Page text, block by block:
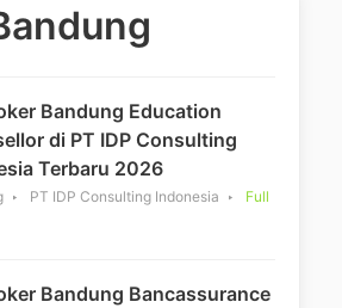
Bandung Education
di PT IDP Consulting
Terbaru 2026
PT IDP Consulting Indonesia
Full
Bandung Bancassurance